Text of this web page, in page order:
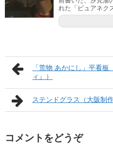
れた「ピュアネク
「荒物 あかにし」平看
ィ』）
ステンドグラス（大阪制
コメントをどうぞ